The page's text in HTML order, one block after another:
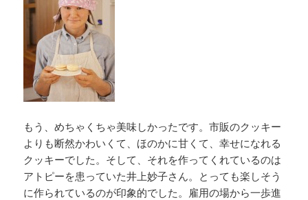
もう、めちゃくちゃ美味しかったです。市販のクッキー
よりも断然かわいくて、ほのかに甘くて、幸せになれる
クッキーでした。そして、それを作ってくれているのは
アトピーを患っていた井上妙子さん。とっても楽しそう
に作られているのが印象的でした。雇用の場から一歩進